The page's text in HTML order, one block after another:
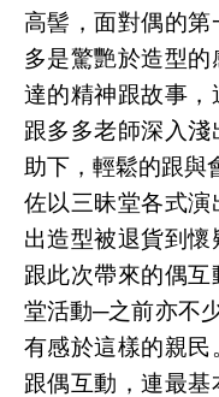
高髻，面對偶的
多是驚艷於造型
達的精神跟故事
跟多多老師深入
助下，輕鬆的跟與
佐以三昧堂各式
出造型被退貨到
跟此次帶來的偶
堂活動─之前亦不
有感於這樣的親
跟偶互動，連最